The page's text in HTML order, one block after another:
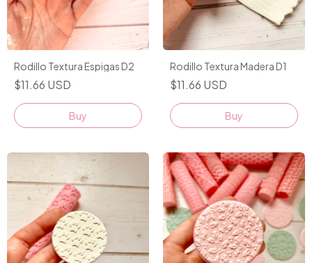
Rodillo Textura Espigas D2
$11.66 USD
Rodillo Textura Madera D1
$11.66 USD